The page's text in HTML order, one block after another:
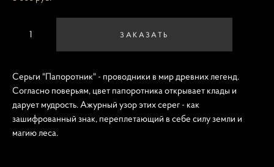
ЗАКАЗАТЬ
Серьги "Папоротник" - проводники в мир древних легенд.
Согласно поверьям, цвет папоротника открывает клады и
дарует мудрость. Ажурный узор этих серег - как
зашифрованный знак, переплетающий в себе силу земли и
магию леса.